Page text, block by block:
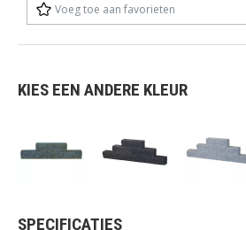
Voeg toe aan favorieten
KIES EEN ANDERE KLEUR
SPECIFICATIES